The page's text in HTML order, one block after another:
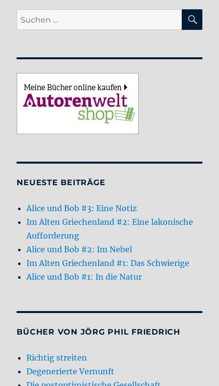
Suche
nach:
NEUESTE BEITRÄGE
Alice und Bob #3: Eine Notiz
Im Alten Griechenland #2: Eine lakonische
Aufforderung
Alice und Bob #2: Im Nebel
Im Alten Griechenland #1: Das Schwierige
Alice und Bob #1: In die Natur
BÜCHER VON JÖRG PHIL FRIEDRICH
Richtig streiten
Degenerierte Vernunft